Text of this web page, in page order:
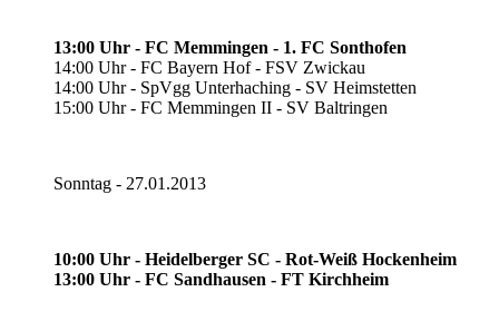
13:00 Uhr - FC Memmingen - 1. FC Sonthofen
14:00 Uhr - FC Bayern Hof - FSV Zwickau
14:00 Uhr - SpVgg Unterhaching - SV Heimstetten
15:00 Uhr - FC Memmingen II - SV Baltringen
Sonntag - 27.01.2013
10:00 Uhr - Heidelberger SC - Rot-Weiß Hockenheim
13:00 Uhr - FC Sandhausen - FT Kirchheim